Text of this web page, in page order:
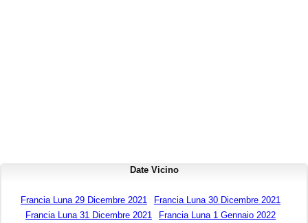
Date Vicino
Francia Luna 29 Dicembre 2021
Francia Luna 30 Dicembre 2021
Francia Luna 31 Dicembre 2021
Francia Luna 1 Gennaio 2022